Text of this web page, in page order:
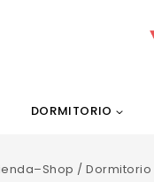
DORMITORIO
/ Dormitorio